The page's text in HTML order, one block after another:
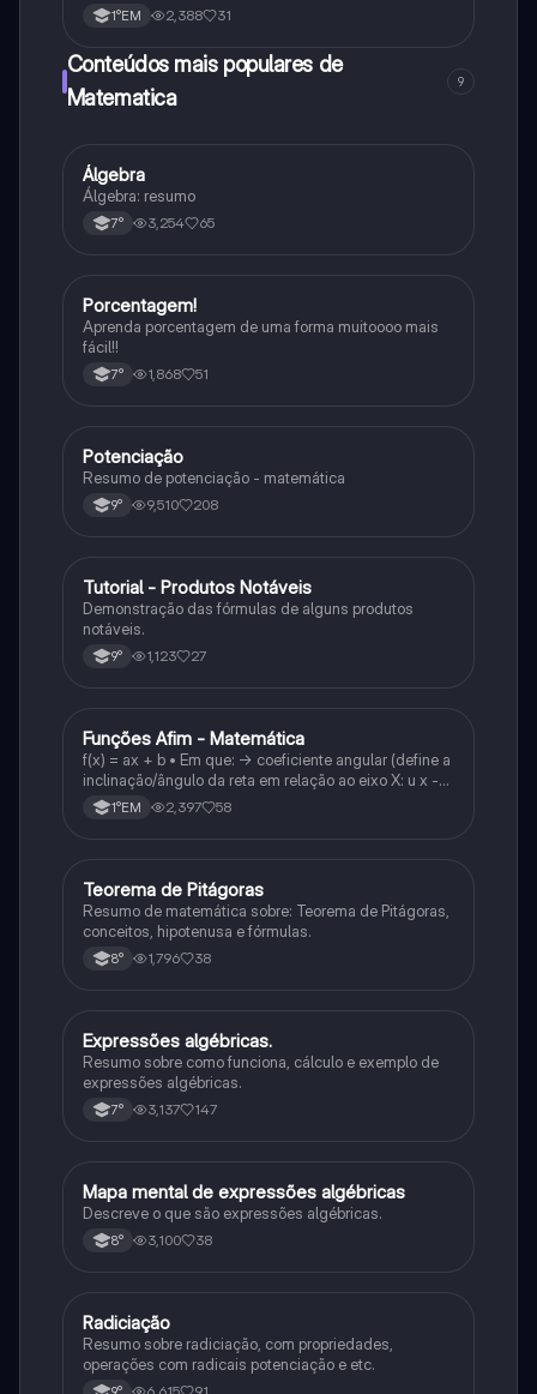
1°EM 2,388 31
Conteúdos mais populares de
Matematica
9
Matematica
Álgebra
Álgebra: resumo
7° 3,254 65
Matematica
Porcentagem!
Aprenda porcentagem de uma forma muitoooo mais
fácil!!
7° 1,868 51
Matematica
Potenciação
Resumo de potenciação - matemática
9° 9,510 208
Matematica
Tutorial - Produtos Notáveis
Demonstração das fórmulas de alguns produtos
notáveis.
9° 1,123 27
Matematica
Funções Afim - Matemática
f(x) = ax + b • Em que: -> coeficiente angular (define a
inclinação/ângulo da reta em relação ao eixo X: u x -
variável: a b → coeficiente linear (valor que corta o
eixo y).
1°EM 2,397 58
Matematica
Teorema de Pitágoras
Resumo de matemática sobre: Teorema de Pitágoras,
conceitos, hipotenusa e fórmulas.
8° 1,796 38
Matematica
Expressões algébricas.
Resumo sobre como funciona, cálculo e exemplo de
expressões algébricas.
7° 3,137 147
Matematica
Mapa mental de expressões algébricas
Descreve o que são expressões algébricas.
8° 3,100 38
Matematica
Radiciação
Resumo sobre radiciação, com propriedades,
operações com radicais potenciação e etc.